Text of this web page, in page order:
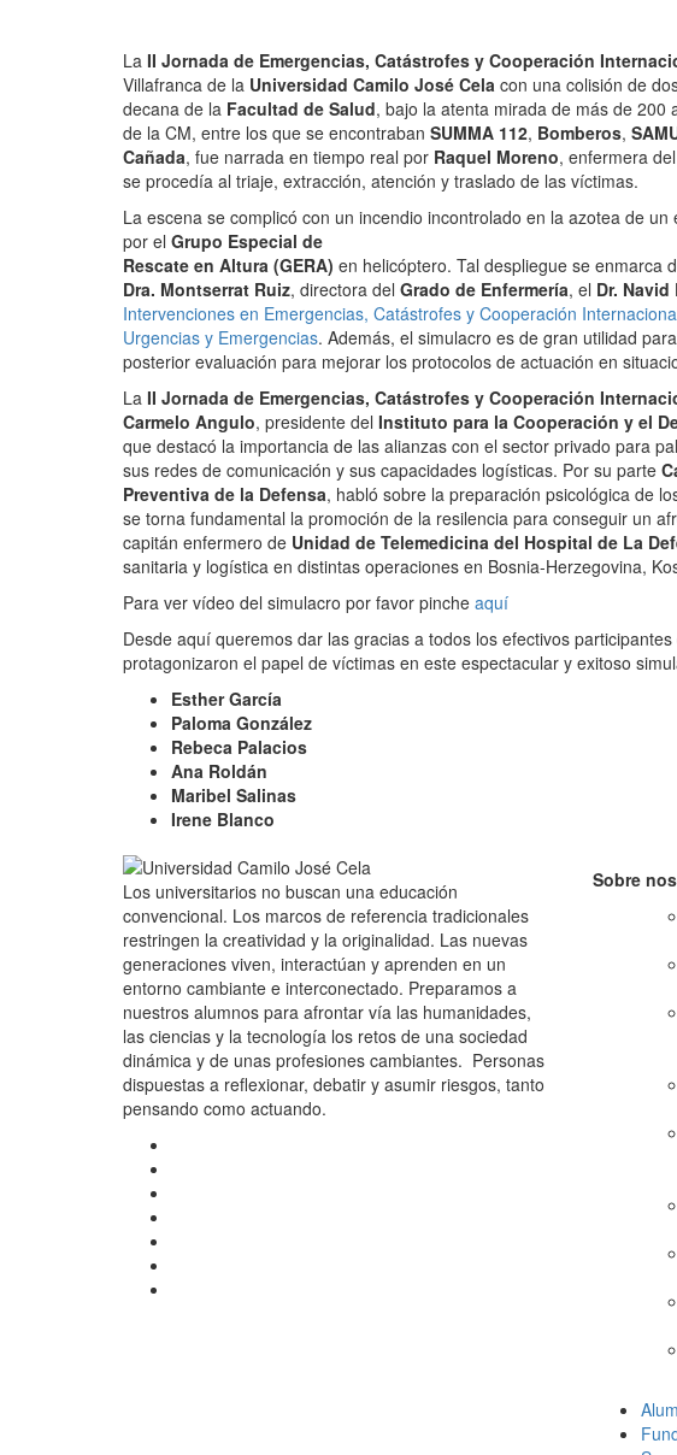
La II Jornada de Emergencias, Catástrofes y Cooperación
Villafranca de la Universidad Camilo José Cela con una colisión de
decana de la Facultad de Salud, bajo la atenta mirada de más de 200
de la CM, entre los que se encontraban SUMMA 112, Bomberos,
Cañada, fue narrada en tiempo real por Raquel Moreno, enfermera
se procedía al triaje, extracción, atención y traslado de las víctimas.
La escena se complicó con un incendio incontrolado en la azotea de
por el Grupo Especial de
Rescate en Altura (GERA) en helicóptero. Tal despliegue se enmarca
Dra. Montserrat Ruiz, directora del Grado de Enfermería, el Dr. Navid
Intervenciones en Emergencias, Catástrofes y Cooperación
Urgencias y Emergencias. Además, el simulacro es de gran utilidad
posterior evaluación para mejorar los protocolos de actuación en
La II Jornada de Emergencias, Catástrofes y Cooperación
Carmelo Angulo, presidente del Instituto para la Cooperación y el
que destacó la importancia de las alianzas con el sector privado para
sus redes de comunicación y sus capacidades logísticas. Por su parte
Preventiva de la Defensa, habló sobre la preparación psicológica de
se torna fundamental la promoción de la resilencia para conseguir un
capitán enfermero de Unidad de Telemedicina del Hospital de La
sanitaria y logística en distintas operaciones en Bosnia-Herzegovina,
Para ver vídeo del simulacro por favor pinche aquí
Desde aquí queremos dar las gracias a todos los efectivos
protagonizaron el papel de víctimas en este espectacular y exitoso
Esther García
Paloma González
Rebeca Palacios
Ana Roldán
Maribel Salinas
Irene Blanco
Los universitarios no buscan una educación
convencional. Los marcos de referencia tradicionales
restringen la creatividad y la originalidad. Las nuevas
generaciones viven, interactúan y aprenden en un
entorno cambiante e interconectado. Preparamos a
nuestros alumnos para afrontar vía las humanidades,
las ciencias y la tecnología los retos de una sociedad
dinámica y de unas profesiones cambiantes. Personas
dispuestas a reflexionar, debatir y asumir riesgos, tanto
pensando como actuando.
Sobre